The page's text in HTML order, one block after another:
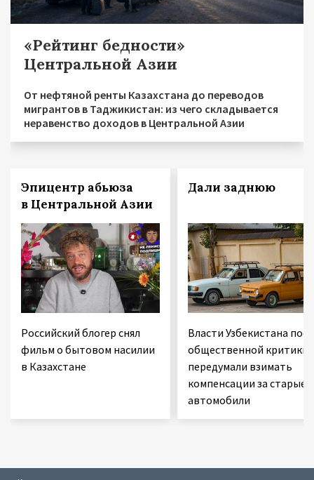
«Рейтинг бедности»
Центральной Азии
От нефтяной ренты Казахстана до переводов
мигрантов в Таджикистан: из чего складывается
неравенство доходов в Центральной Азии
Эпицентр абьюза
в Центральной Азии
Российский блогер снял
фильм о бытовом насилии
в Казахстане
Дали заднюю
Власти Узбекистана
общественной критики
передумали взимать
компенсации за старые
автомобили